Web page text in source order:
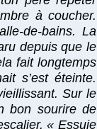
à coucher.
de-bains. La
depuis que le
fait longtemps
s’est éteinte.
Sur le
bon sourire de
« Essuie